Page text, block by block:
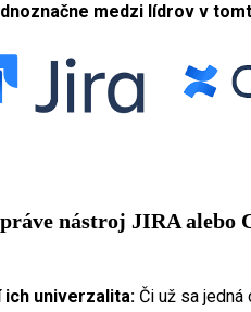
medzi lídrov v
nástroj JIRA alebo
ich univerzalita: Či už sa